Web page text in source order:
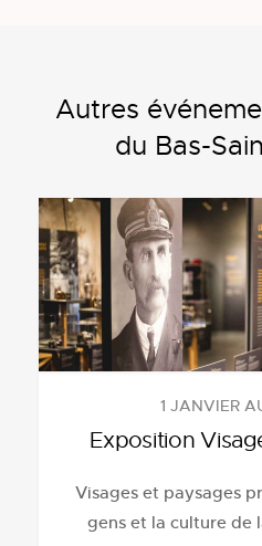
Autres
du Bas-
1 JANVIER
Exposition
Visages et paysages
gens et la culture de